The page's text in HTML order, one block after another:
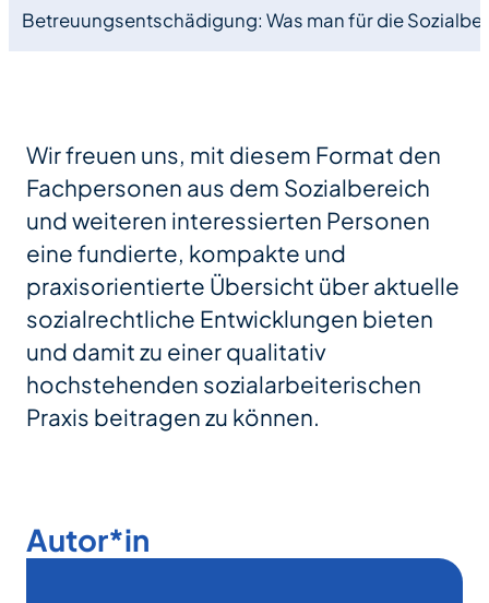
Betreuungsentschädigung: Was man für die
Wir freuen uns, mit diesem Format den
Fachpersonen aus dem Sozialbereich
und weiteren interessierten Personen
eine fundierte, kompakte und
praxisorientierte Übersicht über aktuelle
sozialrechtliche Entwicklungen bieten
und damit zu einer qualitativ
hochstehenden sozialarbeiterischen
Praxis beitragen zu können.
Autor*in